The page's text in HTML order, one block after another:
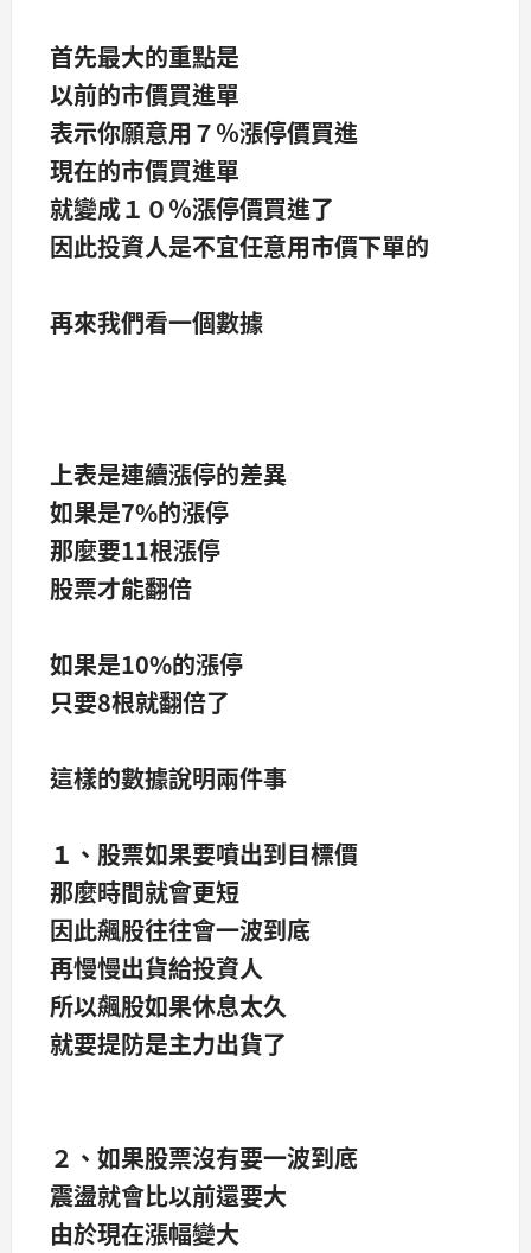
首先最大的重點是
以前的市價買進單
表示你願意用７％漲停價買進
現在的市價買進單
就變成１０％漲停價買進了
因此投資人是不宜任意用市價下單的
再來我們看一個數據
上表是連續漲停的差異
如果是7%的漲停
那麼要11根漲停
股票才能翻倍
如果是10%的漲停
只要8根就翻倍了
這樣的數據說明兩件事
１、股票如果要噴出到目標價
那麼時間就會更短
因此飆股往往會一波到底
再慢慢出貨給投資人
所以飆股如果休息太久
就要提防是主力出貨了
２、如果股票沒有要一波到底
震盪就會比以前還要大
由於現在漲幅變大